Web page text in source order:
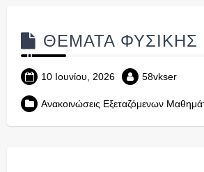
ΘΕΜΑΤΑ ΦΥΣΙΚΗΣ
10 Ιουνίου, 2026 58vkser
Ανακοινώσεις Εξεταζόμενων